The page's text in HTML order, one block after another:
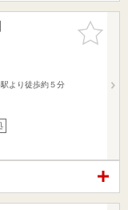
お気に入
りに追加
より徒歩約５分